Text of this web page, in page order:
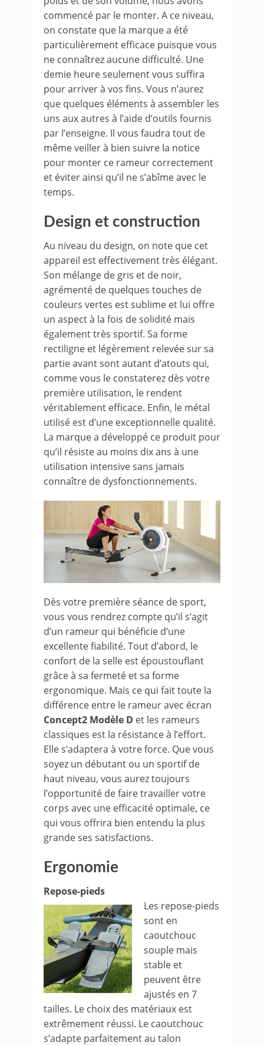
commencé par le monter. A ce niveau,
on constate que la marque a été
particulièrement efficace puisque vous
ne connaîtrez aucune difficulté. Une
demie heure seulement vous suffira
pour arriver à vos fins. Vous n’aurez
que quelques éléments à assembler les
uns aux autres à l’aide d’outils fournis
par l’enseigne. Il vous faudra tout de
même veiller à bien suivre la notice
pour monter ce rameur correctement
et éviter ainsi qu’il ne s’abîme avec le
temps.
Design et construction
Au niveau du design, on note que cet
appareil est effectivement très élégant.
Son mélange de gris et de noir,
agrémenté de quelques touches de
couleurs vertes est sublime et lui offre
un aspect à la fois de solidité mais
également très sportif. Sa forme
rectiligne et légèrement relevée sur sa
partie avant sont autant d’atouts qui,
comme vous le constaterez dès votre
première utilisation, le rendent
véritablement efficace. Enfin, le métal
utilisé est d’une exceptionnelle qualité.
La marque a développé ce produit pour
qu’il résiste au moins dix ans à une
utilisation intensive sans jamais
connaître de dysfonctionnements.
Dès votre première séance de sport,
vous vous rendrez compte qu’il s’agit
d’un rameur qui bénéficie d’une
excellente fiabilité. Tout d’abord, le
confort de la selle est époustouflant
grâce à sa fermeté et sa forme
ergonomique. Mais ce qui fait toute la
différence entre le rameur avec écran
Concept2 Modèle D et les rameurs
classiques est la résistance à l’effort.
Elle s’adaptera à votre force. Que vous
soyez un débutant ou un sportif de
haut niveau, vous aurez toujours
l’opportunité de faire travailler votre
corps avec une efficacité optimale, ce
qui vous offrira bien entendu la plus
grande ses satisfactions.
Ergonomie
Repose-pieds
Les repose-pieds
sont en
caoutchouc
souple mais
stable et
peuvent être
ajustés en 7
tailles. Le choix des matériaux est
extrêmement réussi. Le caoutchouc
s’adapte parfaitement au talon